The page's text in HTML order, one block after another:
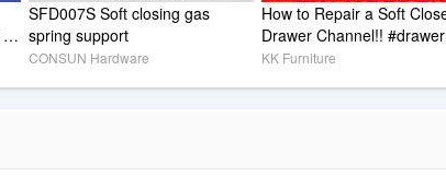
ー、カジュアル、スポーツ＆amp;男性のための高級時計、
オビデオ、ユーティリティ＆amp;ツール、ヘルメット、ライ
SFD007S Soft closing gas
spring support
CONSUN Hardware
How to Repair a Soft
Drawer Channel!! #drawer
KK Furniture